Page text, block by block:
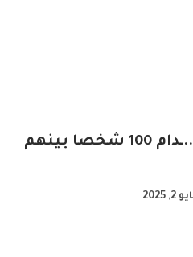
فاجعة في النهود.. إعــ..ـدام 100 شخصا بينهم
2, 2025